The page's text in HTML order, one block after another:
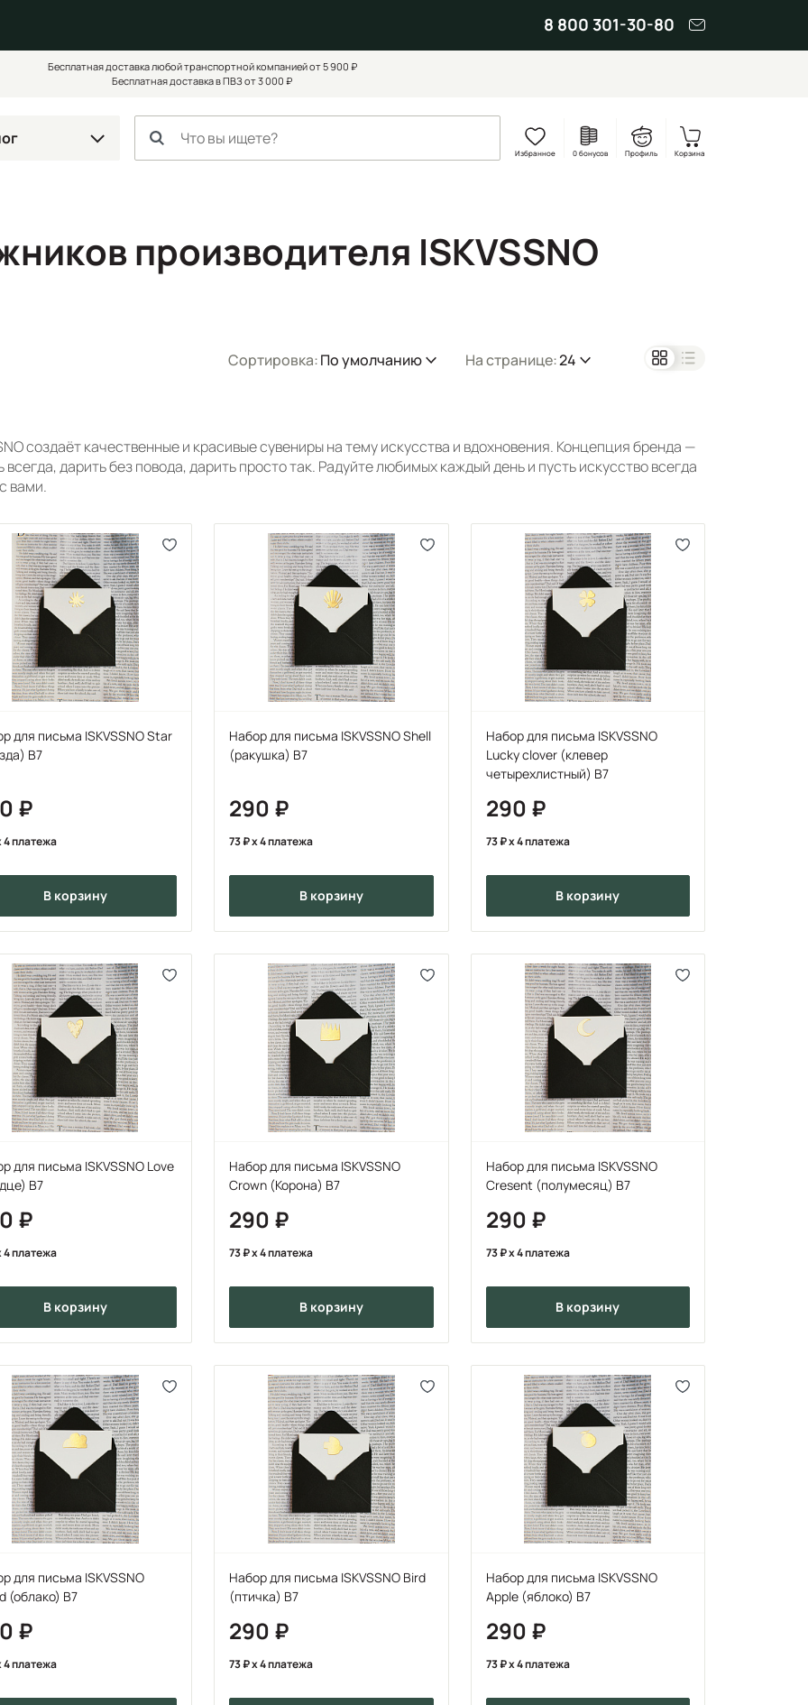
8 800 301-30-80
Бесплатная доставка любой транспортной компанией от 5 900 ₽
Бесплатная доставка в ПВЗ от 3 000 ₽
Избранное 0 бонусов Профиль Корзина
производителя ISKVSSNO
Сортировка:По умолчанию На странице:24
создаёт качественные и красивые сувениры на тему искусства и вдохновения. Концепция бренда —
всегда, дарить без повода, дарить просто так. Радуйте любимых каждый день и пусть искусство всегда
вами.
для письма ISKVSSNO Star
B7
4 платежа
в корзину
Набор для письма ISKVSSNO Shell
(ракушка) B7
290
73 x 4 платежа
в корзину
Набор для письма ISKVSSNO
Lucky clover (клевер
четырехлистный) B7
290
73 x 4 платежа
в корзину
для письма ISKVSSNO Love
B7
4 платежа
в корзину
Набор для письма ISKVSSNO
Crown (Корона) B7
290
73 x 4 платежа
в корзину
Набор для письма ISKVSSNO
Cresent (полумесяц) B7
290
73 x 4 платежа
в корзину
для письма ISKVSSNO
(облако) B7
4 платежа
Набор для письма ISKVSSNO Bird
(птичка) B7
290
73 x 4 платежа
Набор для письма ISKVSSNO
Apple (яблоко) B7
290
73 x 4 платежа